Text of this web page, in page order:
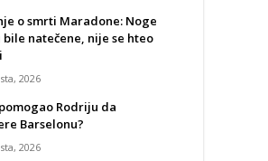
o smrti Maradone: Noge
bile natečene, nije se hteo
2026
Rodriju da
Barselonu?
2026